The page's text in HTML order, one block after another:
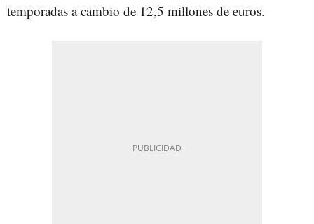
temporadas a cambio de 12,5 millones de euros.